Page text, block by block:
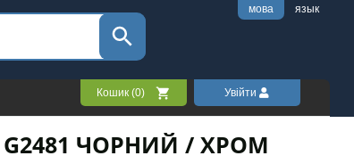
мова язык
Кошик (0) Увійти
G2481 ЧОРНИЙ / ХРОМ